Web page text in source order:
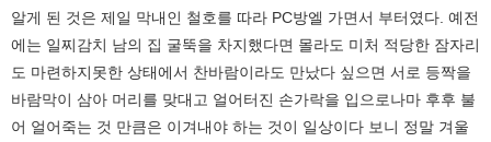
알게 된 것은 제일 막내인 철호를 따라 PC방엘 가면서 부터였다. 예전
에는 일찌감치 남의 집 굴뚝을 차지했다면 몰라도 미처 적당한 잠자리
도 마련하지못한 상태에서 찬바람이라도 만났다 싶으면 서로 등짝을
바람막이 삼아 머리를 맞대고 얼어터진 손가락을 입으로나마 후후 불
어 얼어죽는 것 만큼은 이겨내야 하는 것이 일상이다 보니 정말 겨울